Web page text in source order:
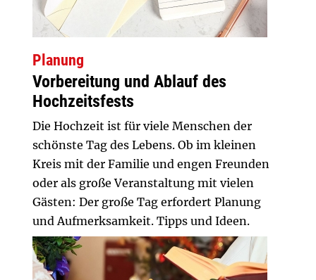
Planung
Vorbereitung und Ablauf des
Hochzeitsfests
Die Hochzeit ist für viele Menschen der
schönste Tag des Lebens. Ob im kleinen
Kreis mit der Familie und engen Freunden
oder als große Veranstaltung mit vielen
Gästen: Der große Tag erfordert Planung
und Aufmerksamkeit. Tipps und Ideen.